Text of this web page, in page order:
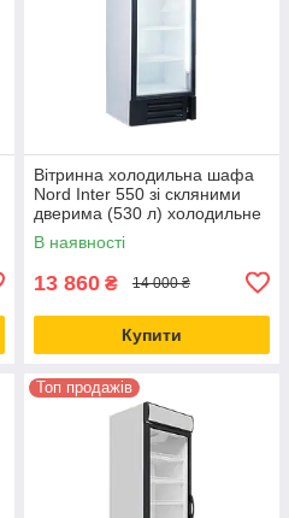
Вітринна холодильна шафа
Nord Inter 550 зі скляними
дверима (530 л) холодильне
обладнання
В наявності
13 860 ₴ 14 000 ₴
Купити
Топ продажів